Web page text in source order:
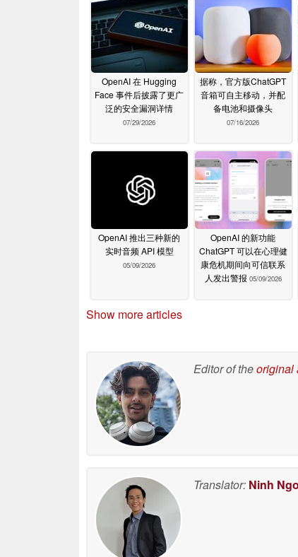
OpenAI 在 Hugging
Face 事件后披露了更广
泛的安全漏洞详情
07/29/2026
据称，官方版ChatGPT
音箱可自主移动，并配
备电池和摄像头
07/16/2026
OpenAI 推出三种新的
实时音频 API 模型
05/09/2026
OpenAI 的新功能
ChatGPT 可以在心理健
康危机期间向可信联系
人发出警报 05/09/2026
Show more articles
Editor of theoriginal
Translator: Ninh